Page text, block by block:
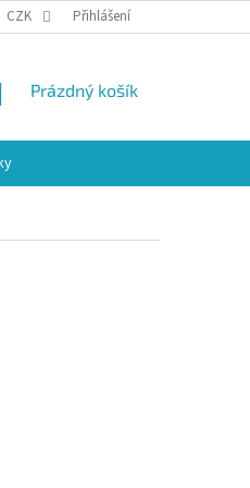
CZK Přihlášení
NÁKUPNÍ
Prázdný košík